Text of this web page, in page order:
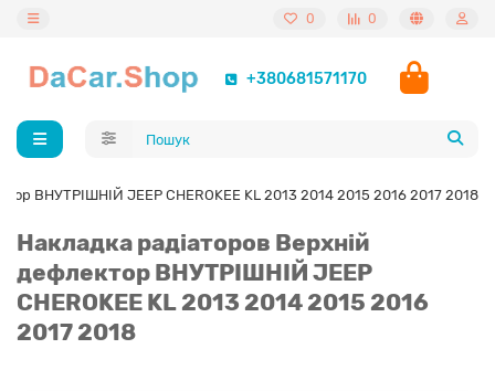
0 0
+380681571170
ВНУТРІШНІЙ JEEP CHEROKEE KL 2013 2014 2015 2016 2017 2018
Накладка радіаторов Верхній
дефлектор ВНУТРІШНІЙ JEEP
CHEROKEE KL 2013 2014 2015 2016
2017 2018